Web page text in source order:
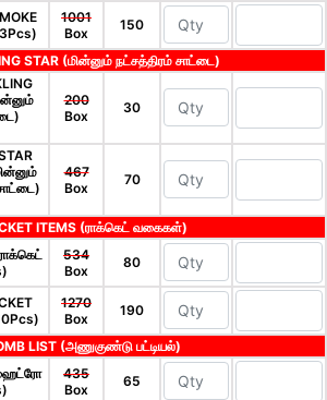
1001
Box
150
STAR (மின்னும் நட்சத்திரம் சாட்டை)
200
Box
30
467
Box
70
ITEMS (ராக்கெட் வகைகள்)
534
Box
80
1270
Box
190
LIST (அணுகுண்டு பட்டியல்)
435
Box
65